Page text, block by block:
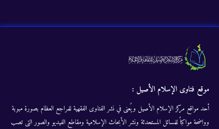
موقع فتاوى الإسلام الأصيل :
أحد مواقع مركز الإسلام الأصيل ويُعنى في نشر الفتاوى الفقهية للمراجع العظام بصورة مبوبة
وواضحة مواكباً للمسائل المستحدثة ونشر الأبحاث الإسلامية ومقاطع الفيديو والصور التى تصب